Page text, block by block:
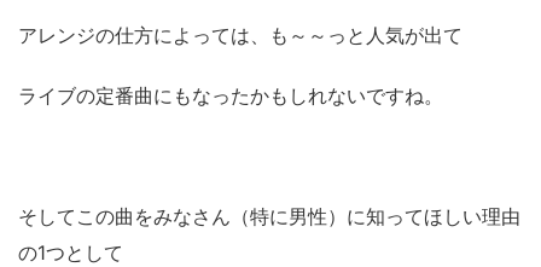
アレンジの仕方によっては、も～～っと人気が出て
ライブの定番曲にもなったかもしれないですね。
そしてこの曲をみなさん（特に男性）に知ってほしい理由
の1つとして